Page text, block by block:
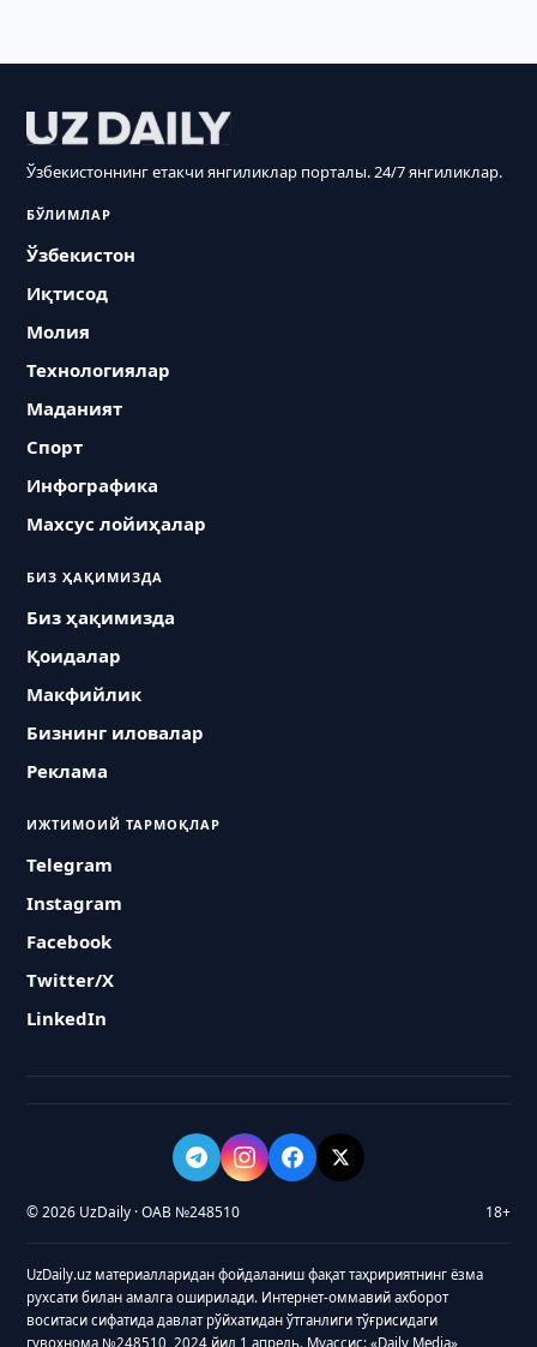
Ўзбекистоннинг етакчи янгиликлар порталы. 24/7 янгиликлар.
БЎЛИМЛАР
Ўзбекистон
Иқтисод
Молия
Технологиялар
Маданият
Спорт
Инфографика
Махсус лойиҳалар
БИЗ ҲАҚИМИЗДА
Биз ҳақимизда
Қоидалар
Макфийлик
Бизнинг иловалар
Реклама
ИЖТИМОИЙ ТАРМОҚЛАР
Telegram
Instagram
Facebook
Twitter/X
LinkedIn
© 2026 UzDaily · ОАВ №248510 18+
UzDaily.uz материалларидан фойдаланиш фақат таҳририятнинг ёзма
рухсати билан амалга оширилади. Интернет-оммавий ахборот
воситаси сифатида давлат рўйхатидан ўтганлиги тўғрисидаги
гувоҳнома №248510, 2024 йил 1 апрель. Муассис: «Daily Media»